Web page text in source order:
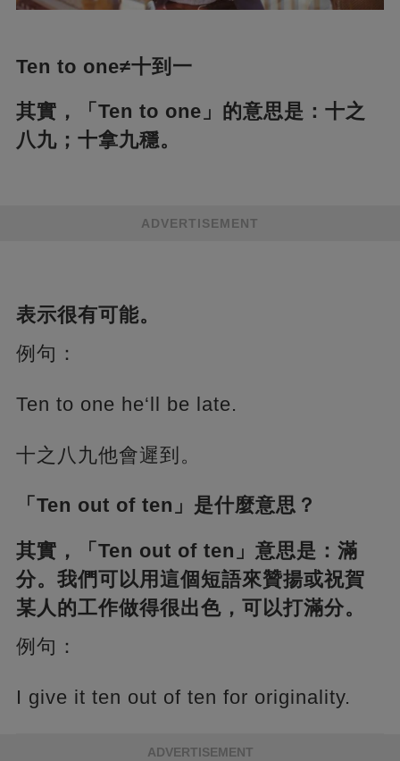
Ten to one≠十到一
其實，「Ten to one」的意思是：十之
八九；十拿九穩。
ADVERTISEMENT
表示很有可能。
例句：
Ten to one he‘ll be late.
十之八九他會遲到。
「Ten out of ten」是什麼意思？
其實，「Ten out of ten」意思是：滿
分。我們可以用這個短語來贊揚或祝賀
某人的工作做得很出色，可以打滿分。
例句：
I give it ten out of ten for originality.
ADVERTISEMENT